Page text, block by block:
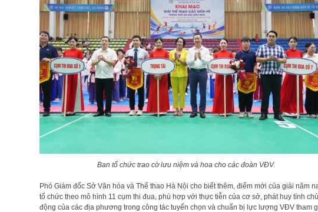
Ban tổ chức trao cờ lưu niệm và hoa cho các đoàn VĐV.
Phó Giám đốc Sở Văn hóa và Thể thao Hà Nội cho biết thêm, điểm mới của giải năm
tổ chức theo mô hình 11 cụm thi đua, phù hợp với thực tiễn của cơ sở, phát huy tính chủ
động của các địa phương trong công tác tuyển chọn và chuẩn bị lực lượng VĐV tham